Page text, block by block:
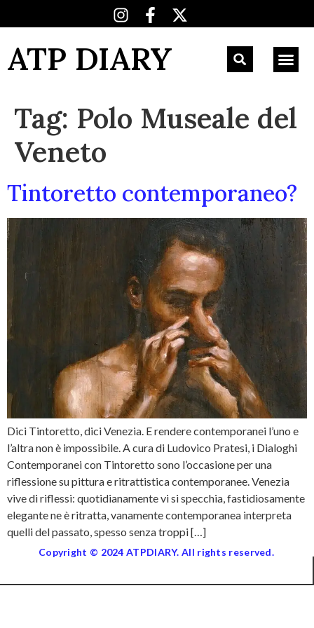
ATP DIARY
Tag: Polo Museale del
Veneto
Tintoretto contemporaneo?
Dici Tintoretto, dici Venezia. E rendere contemporanei l’uno e
l’altra non è impossibile. A cura di Ludovico Pratesi, i Dialoghi
Contemporanei con Tintoretto sono l’occasione per una
riflessione su pittura e ritrattistica contemporanee. Venezia
vive di riflessi: quotidianamente vi si specchia, fastidiosamente
elegante ne è ritratta, vanamente contemporanea interpreta
quelli del passato, spesso senza troppi […]
Copyright © 2024 ATPDIARY. All rights reserved.